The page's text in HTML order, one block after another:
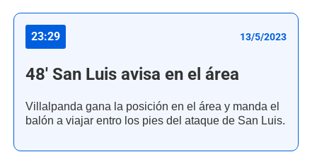
23:29 13/5/2023
48' San Luis avisa en el área
Villalpanda gana la posición en el área y manda el
balón a viajar entro los pies del ataque de San Luis.